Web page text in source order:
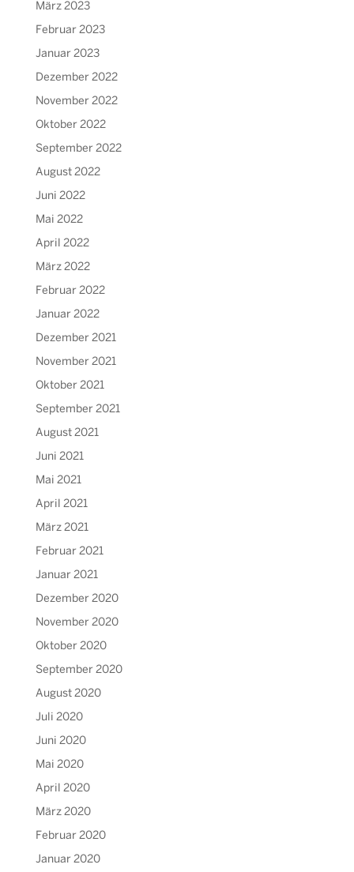
März 2023
Februar 2023
Januar 2023
Dezember 2022
November 2022
Oktober 2022
September 2022
August 2022
Juni 2022
Mai 2022
April 2022
März 2022
Februar 2022
Januar 2022
Dezember 2021
November 2021
Oktober 2021
September 2021
August 2021
Juni 2021
Mai 2021
April 2021
März 2021
Februar 2021
Januar 2021
Dezember 2020
November 2020
Oktober 2020
September 2020
August 2020
Juli 2020
Juni 2020
Mai 2020
April 2020
März 2020
Februar 2020
Januar 2020